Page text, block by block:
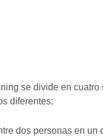
se divide en
diferentes:
dos personas en un